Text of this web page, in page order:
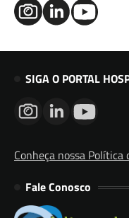
SIGA O PORTAL
Conheça nossa Política
Fale Conosco